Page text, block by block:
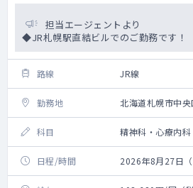
担当エージェントより
◆JR札幌駅直結ビルでのご勤務です！
路線 JR線
勤務地 北海道札幌市中央
科目 精神科・心療内科
日程/時間 2026年8月27日